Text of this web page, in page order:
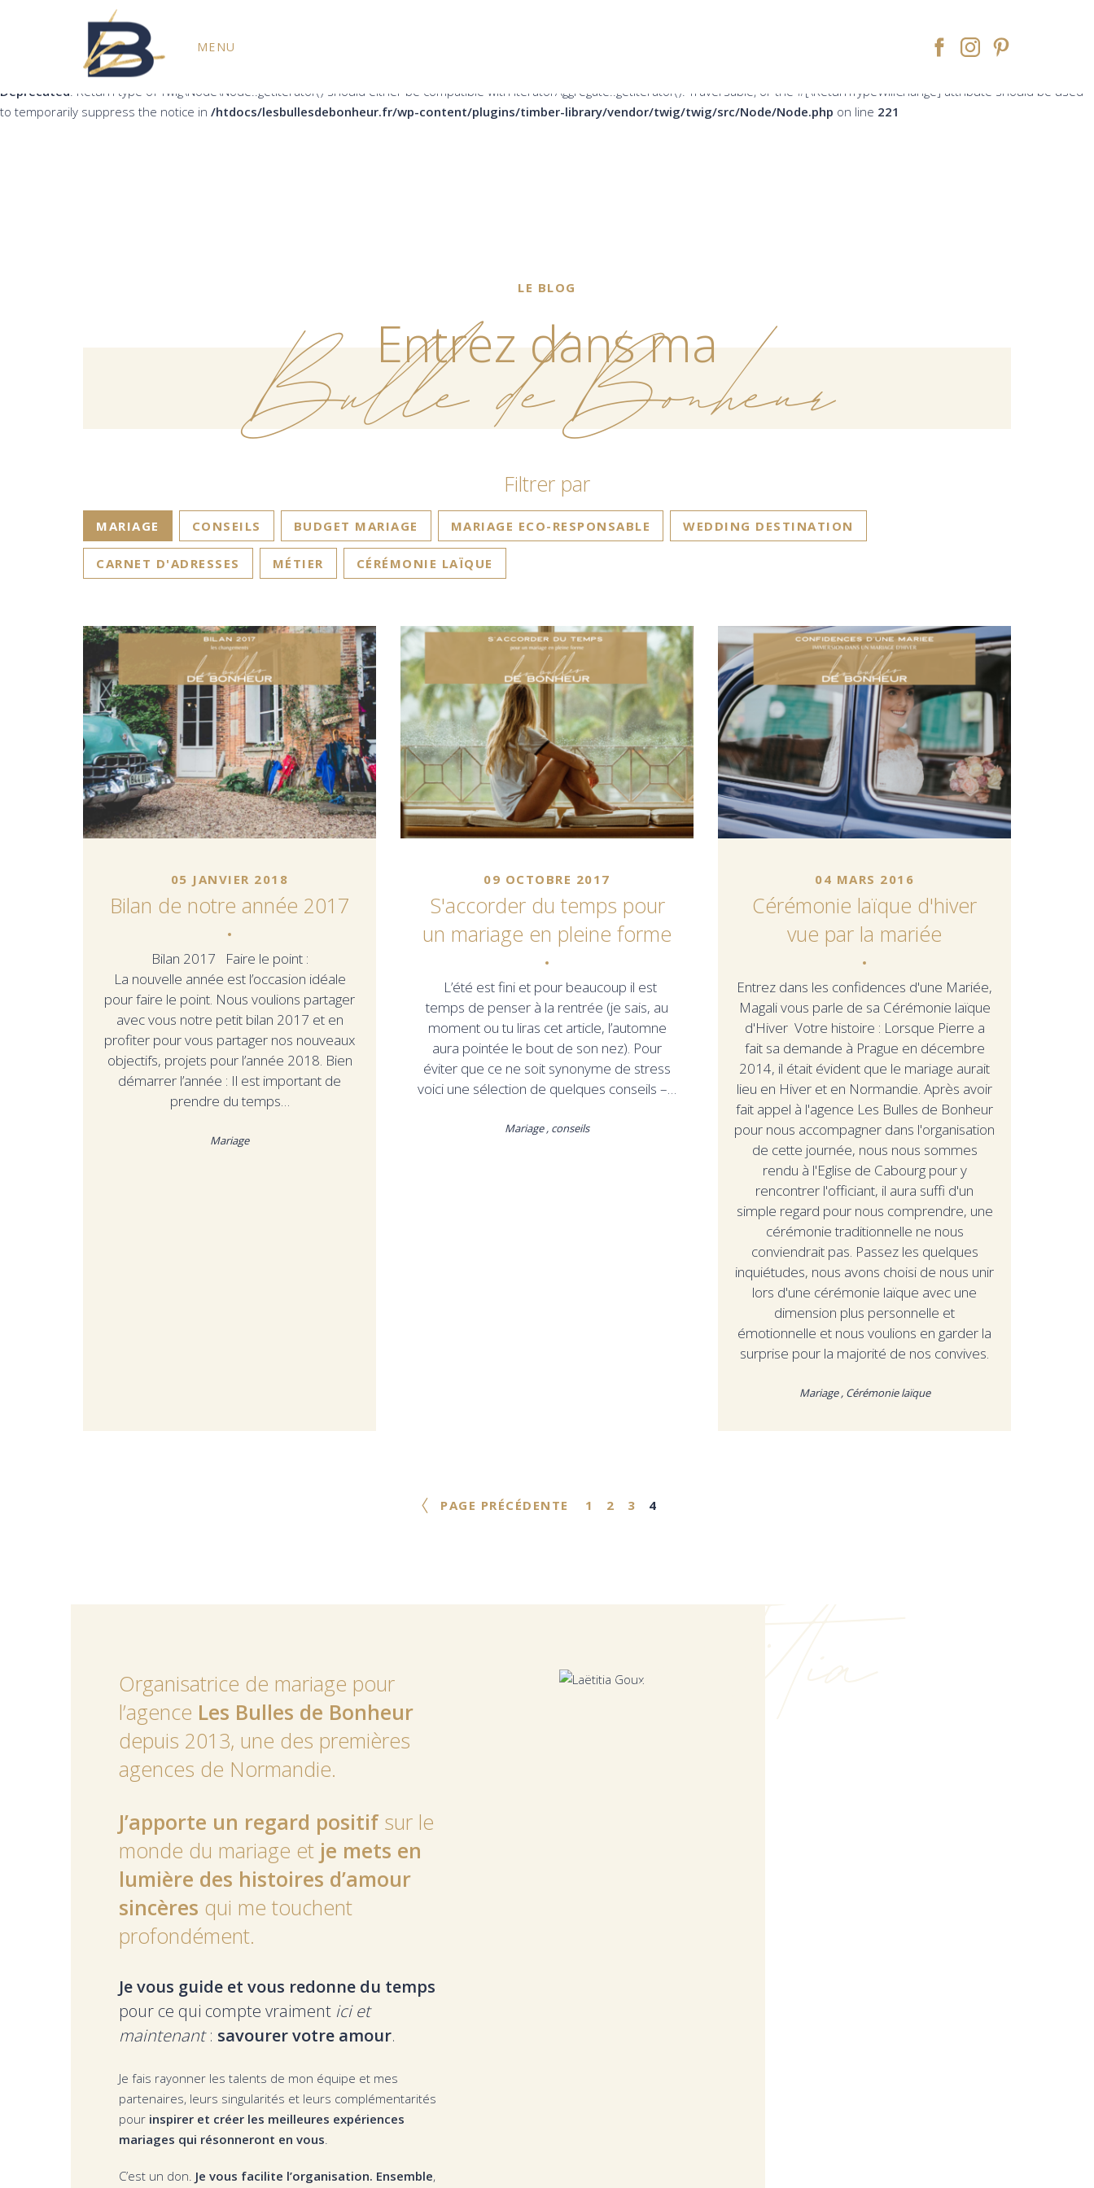
: Return type of Twig\Node\Node::count() should either be compatible with Countable::count(): int, or the #[\ReturnTypeWillChange] attribute should be used to temporarily suppress
/htdocs/lesbullesdebonheur.fr/wp-content/plugins/timber-library/vendor/twig/twig/src/Node/Node.php
Deprecated: Return type of Twig\Node\Node::getIterator() should either be compatible with IteratorAggregate::getIterator(): Traversable, or the #[\ReturnTypeWillChange] attribute should be used
to temporarily suppress the notice in /htdocs/lesbullesdebonheur.fr/wp-content/plugins/timber-library/vendor/twig/twig/src/Node/Node.php on line 221
MENU
LE BLOG
Entrez dans ma
Bulle de Bonheur
Filtrer par
MARIAGE CONSEILS BUDGET MARIAGE MARIAGE ECO-RESPONSABLE WEDDING DESTINATION
CARNET D'ADRESSES MÉTIER CÉRÉMONIE LAÏQUE
05 JANVIER 2018
Bilan de notre année 2017
Bilan 2017 Faire le point :
La nouvelle année est l’occasion idéale
pour faire le point. Nous voulions partager
avec vous notre petit bilan 2017 et en
profiter pour vous partager nos nouveaux
objectifs, projets pour l’année 2018. Bien
démarrer l’année : Il est important de
prendre du temps…
Mariage
09 OCTOBRE 2017
S'accorder du temps pour
un mariage en pleine forme
L’été est fini et pour beaucoup il est
temps de penser à la rentrée (je sais, au
moment ou tu liras cet article, l’automne
aura pointée le bout de son nez). Pour
éviter que ce ne soit synonyme de stress
voici une sélection de quelques conseils –…
Mariage , conseils
04 MARS 2016
Cérémonie laïque d'hiver
vue par la mariée
Entrez dans les confidences d'une Mariée,
Magali vous parle de sa Cérémonie laïque
d'Hiver Votre histoire : Lorsque Pierre a
fait sa demande à Prague en décembre
2014, il était évident que le mariage aurait
lieu en Hiver et en Normandie. Après avoir
fait appel à l'agence Les Bulles de Bonheur
pour nous accompagner dans l'organisation
de cette journée, nous nous sommes
rendu à l'Eglise de Cabourg pour y
rencontrer l'officiant, il aura suffi d'un
simple regard pour nous comprendre, une
cérémonie traditionnelle ne nous
conviendrait pas. Passez les quelques
inquiétudes, nous avons choisi de nous unir
lors d'une cérémonie laïque avec une
dimension plus personnelle et
émotionnelle et nous voulions en garder la
surprise pour la majorité de nos convives.
Mariage , Cérémonie laïque
PAGE PRÉCÉDENTE 1 2 3 4
Organisatrice de mariage pour
l’agence Les Bulles de Bonheur
depuis 2013, une des premières
agences de Normandie.
J’apporte un regard positifsur le
monde du mariage et je mets en
lumière des histoires d’amour
sincères qui me touchent
profondément.
Je vous guide et vous redonne du temps
pour ce qui compte vraiment ici et
maintenant: savourer votre amour.
Je fais rayonner les talents de mon équipe et mes
partenaires, leurs singularités et leurs complémentarités
pour inspirer et créer les meilleures expériences
mariages qui résonneront en vous.
C’est un don. Je vous facilite l’organisation. Ensemble,
laëtitia